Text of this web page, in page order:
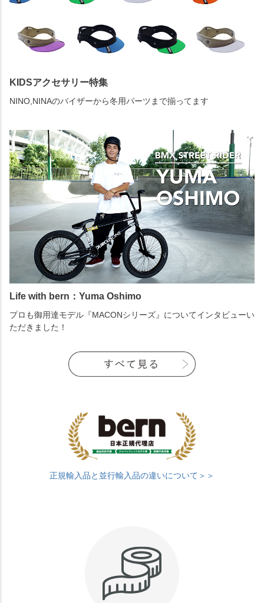
KIDSアクセサリー特集
NINO,NINAのバイザーから冬用パーツまで揃ってます
Life with bern：Yuma Oshimo
プロも御用達モデル『MACONシリーズ』についてインタビューい
ただきました！
正規輸入品と並行輸入品の違いについて＞＞